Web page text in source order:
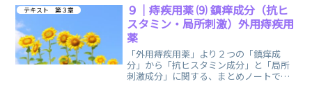
テキスト 第３章
９｜痔疾用薬 ⑼ 鎮痒成分（抗ヒ
スタミン・局所刺激）外用痔疾用
薬
「外用痔疾用薬」より２つの「鎮痒成
分」から「抗ヒスタミン成分」と「局所
刺激成分」に関する、まとめノートで